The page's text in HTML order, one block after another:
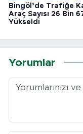
Bingöl’de Trafiğe
Araç Sayısı 26 Bin
Yükseldi
Yorumlar